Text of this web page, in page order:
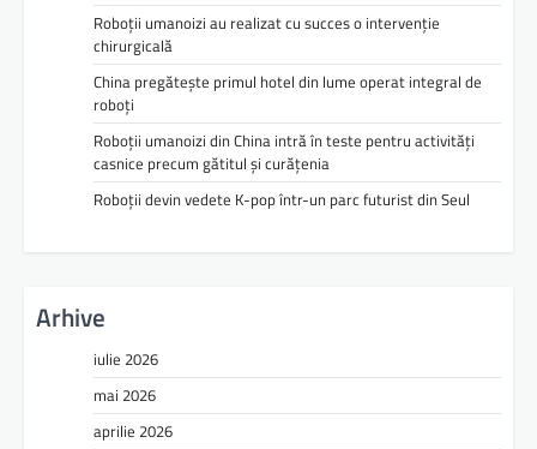
Roboții umanoizi au realizat cu succes o intervenție
chirurgicală
China pregătește primul hotel din lume operat integral de
roboți
Roboții umanoizi din China intră în teste pentru activități
casnice precum gătitul și curățenia
Roboții devin vedete K-pop într-un parc futurist din Seul
Arhive
iulie 2026
mai 2026
aprilie 2026